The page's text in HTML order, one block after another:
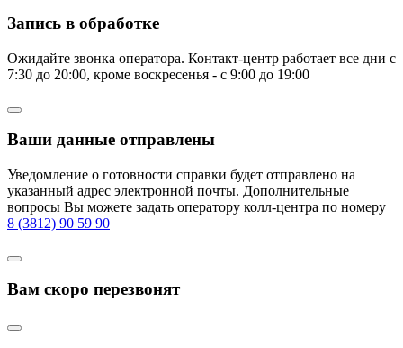
Запись в обработке
Ожидайте звонка оператора. Контакт-центр работает все дни с
7:30 до 20:00, кроме воскресенья - с 9:00 до 19:00
Ваши данные отправлены
Уведомление о готовности справки будет отправлено на
указанный адрес электронной почты. Дополнительные
вопросы Вы можете задать оператору колл-центра по номеру
8 (3812) 90 59 90
Вам скоро перезвонят